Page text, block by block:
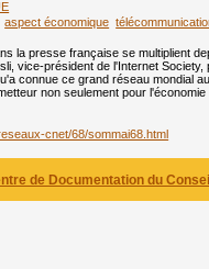
aspect économique
la presse française se multiplient
vice-président de l'Internet
connue ce grand réseau mondial
non seulement pour
cnet/68/sommai68.html
de Documentation du